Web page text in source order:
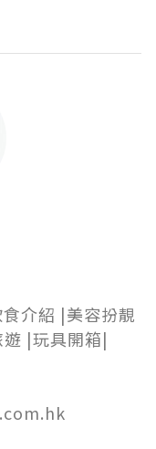
介紹 |美容扮靚
|玩具開箱|